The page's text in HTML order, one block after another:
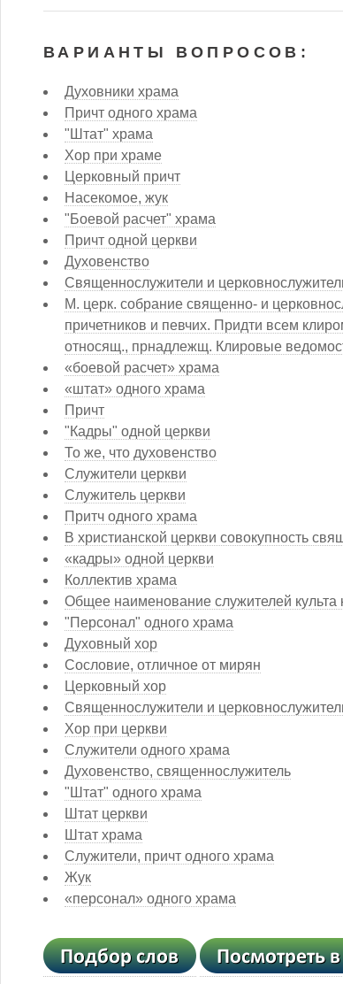
ВАРИАНТЫ ВОПРОСОВ:
Духовники храма
Причт одного храма
"Штат" храма
Хор при храме
Церковный причт
Насекомое, жук
"Боевой расчет" храма
Причт одной церкви
Духовенство
Священнослужители и
М. церк. собрание священно- и
причетников и певчих. Придти всем
относящ., прнадлежщ. Клировые
«боевой расчет» храма
«штат» одного храма
Причт
"Кадры" одной церкви
То же, что духовенство
Служители церкви
Служитель церкви
Притч одного храма
В христианской церкви совокупность
«кадры» одной церкви
Коллектив храма
Общее наименование служителей культа
"Персонал" одного храма
Духовный хор
Сословие, отличное от мирян
Церковный хор
Священнослужители и
Хор при церкви
Служители одного храма
Духовенство, священнослужитель
"Штат" одного храма
Штат церкви
Штат храма
Служители, причт одного храма
Жук
«персонал» одного храма